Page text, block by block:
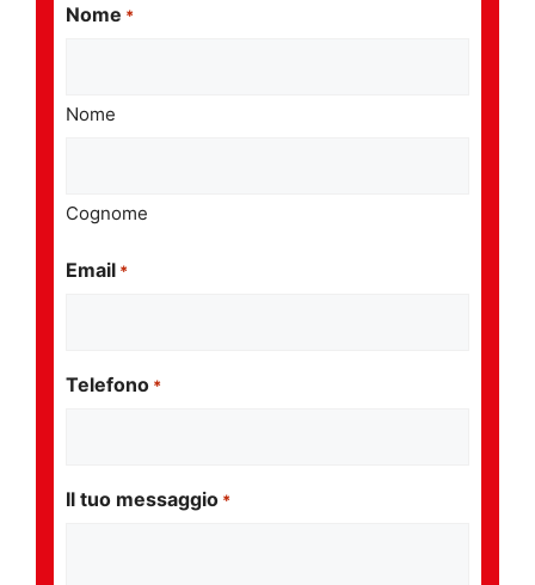
Nome *
Nome
Cognome
Email *
Telefono *
Il tuo messaggio *